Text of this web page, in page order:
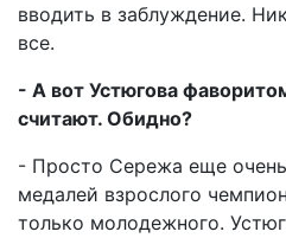
вводить в заблуждение.
все.
- А вот Устюгова
считают. Обидно?
- Просто Сережа еще
медалей взрослого
только молодежного.